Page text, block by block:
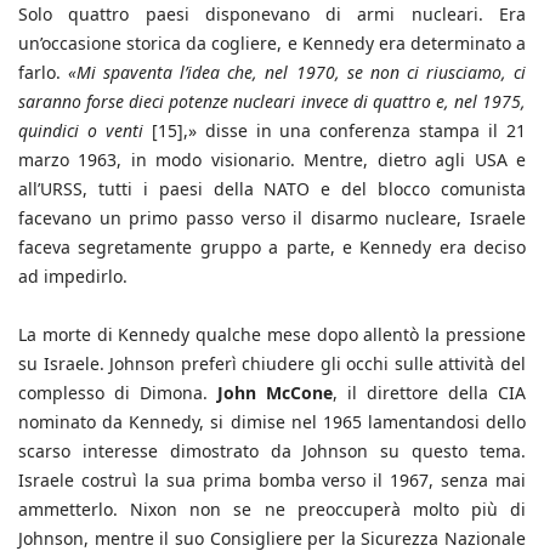
Solo quattro paesi disponevano di armi nucleari. Era
un’occasione storica da cogliere, e Kennedy era determinato a
farlo.«Mi spaventa l’idea che, nel 1970, se non ci riusciamo, ci
saranno forse dieci potenze nucleari invece di quattro e, nel 1975,
quindici o venti[15],» disse in una conferenza stampa il 21
marzo 1963, in modo visionario. Mentre, dietro agli USA e
all’URSS, tutti i paesi della NATO e del blocco comunista
facevano un primo passo verso il disarmo nucleare, Israele
faceva segretamente gruppo a parte, e Kennedy era deciso
ad impedirlo.
La morte di Kennedy qualche mese dopo allentò la pressione
su Israele. Johnson preferì chiudere gli occhi sulle attività del
complesso di Dimona. John McCone, il direttore della CIA
nominato da Kennedy, si dimise nel 1965 lamentandosi dello
scarso interesse dimostrato da Johnson su questo tema.
Israele costruì la sua prima bomba verso il 1967, senza mai
ammetterlo. Nixon non se ne preoccuperà molto più di
Johnson, mentre il suo Consigliere per la Sicurezza Nazionale